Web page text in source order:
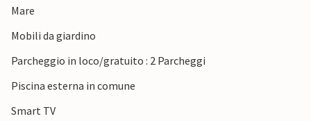
attraversano prati, boschi e lungo la costa. Merita una
visita anche Skarrev Strand, un piccolo gioiello sul fiordo
e un piccolo chiosco per rinfrescarsi.
Mare
Mobili da giardino
Parcheggio in loco/gratuito : 2 Parcheggi
Piscina esterna in comune
Smart TV